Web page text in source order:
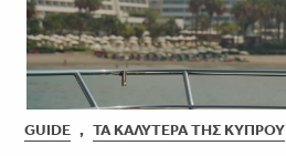
GUIDE , ΤΑ ΚΑΛΎΤΕΡΑ ΤΗΣ ΚΎΠΡΟΥ